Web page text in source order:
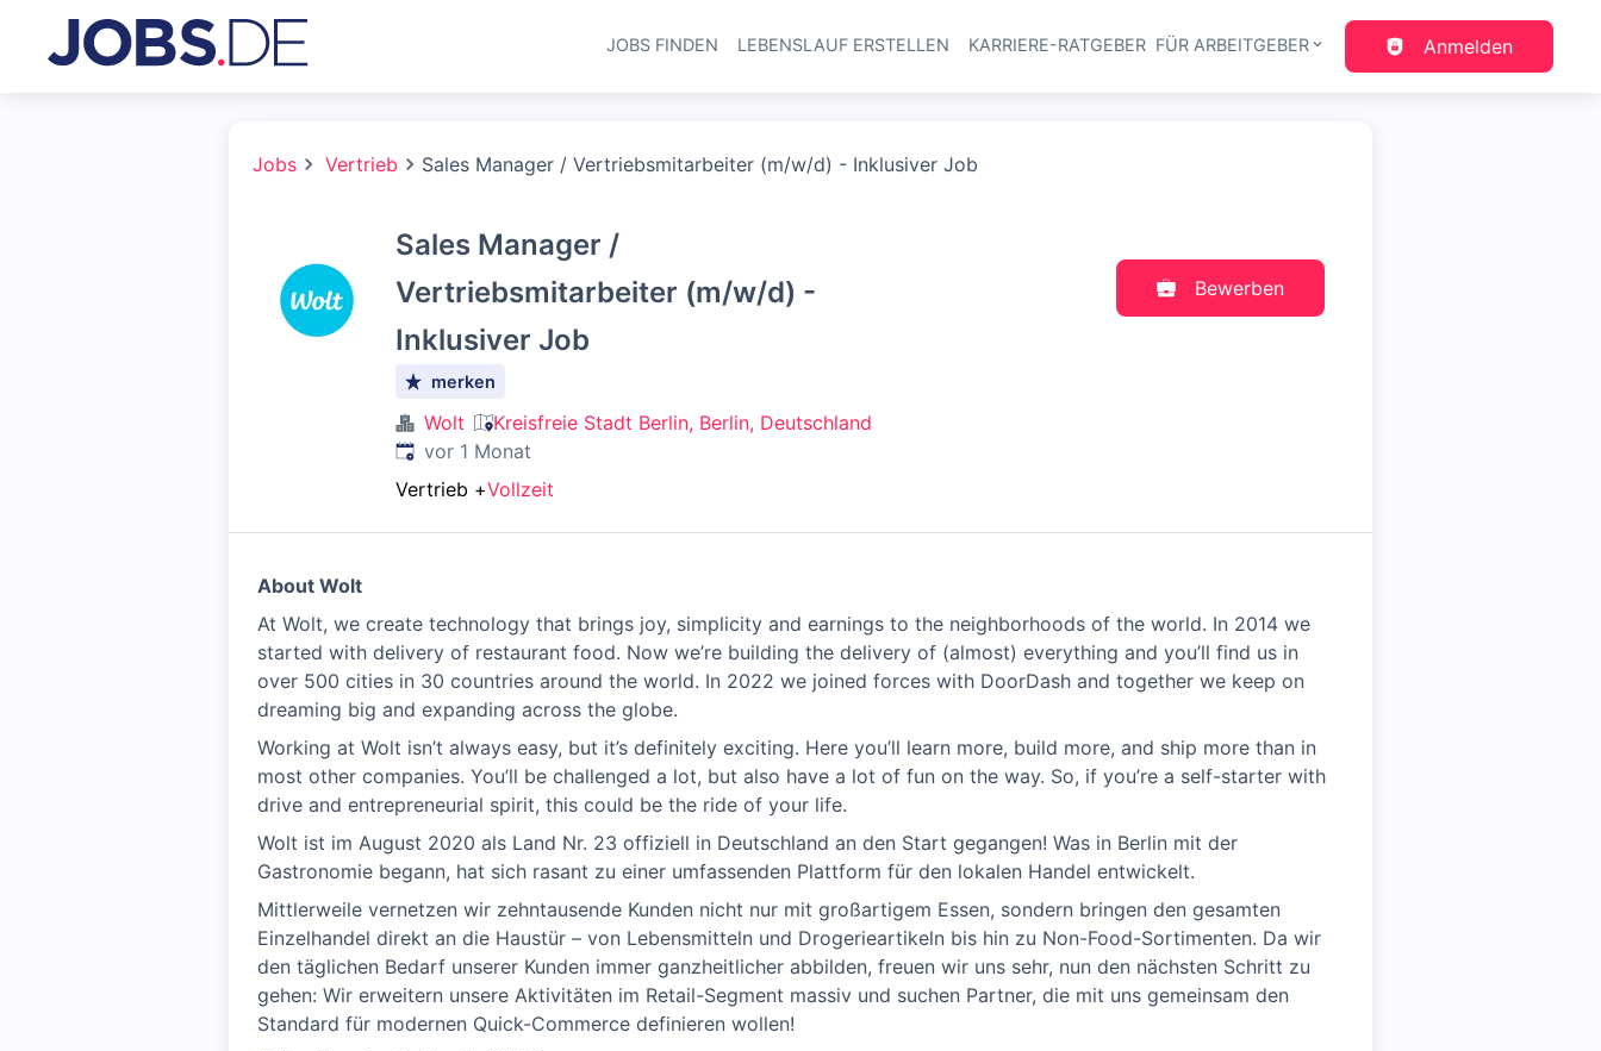
Haupt-Navigation
JOBS FINDEN LEBENSLAUF ERSTELLEN KARRIERE-RATGEBER FÜR ARBEITGEBER Anmelden
Jobs Vertrieb Sales Manager / Vertriebsmitarbeiter (m/w/d) - Inklusiver Job
Sales Manager /
Vertriebsmitarbeiter (m/w/d) -
Inklusiver Job
merken
Wolt
Kreisfreie Stadt Berlin, Berlin, Deutschland
Veröffentlicht:
vor 1 Monat
Vertrieb +Vollzeit
Bewerben
About Wolt
At Wolt, we create technology that brings joy, simplicity and earnings to the neighborhoods of the world. In 2014 we
started with delivery of restaurant food. Now we’re building the delivery of (almost) everything and you’ll find us in
over 500 cities in 30 countries around the world. In 2022 we joined forces with DoorDash and together we keep on
dreaming big and expanding across the globe.
Working at Wolt isn’t always easy, but it’s definitely exciting. Here you’ll learn more, build more, and ship more than in
most other companies. You’ll be challenged a lot, but also have a lot of fun on the way. So, if you’re a self-starter with
drive and entrepreneurial spirit, this could be the ride of your life.
Wolt ist im August 2020 als Land Nr. 23 offiziell in Deutschland an den Start gegangen! Was in Berlin mit der
Gastronomie begann, hat sich rasant zu einer umfassenden Plattform für den lokalen Handel entwickelt.
Mittlerweile vernetzen wir zehntausende Kunden nicht nur mit großartigem Essen, sondern bringen den gesamten
Einzelhandel direkt an die Haustür – von Lebensmitteln und Drogerieartikeln bis hin zu Non-Food-Sortimenten. Da wir
den täglichen Bedarf unserer Kunden immer ganzheitlicher abbilden, freuen wir uns sehr, nun den nächsten Schritt zu
gehen: Wir erweitern unsere Aktivitäten im Retail-Segment massiv und suchen Partner, die mit uns gemeinsam den
Standard für modernen Quick-Commerce definieren wollen!